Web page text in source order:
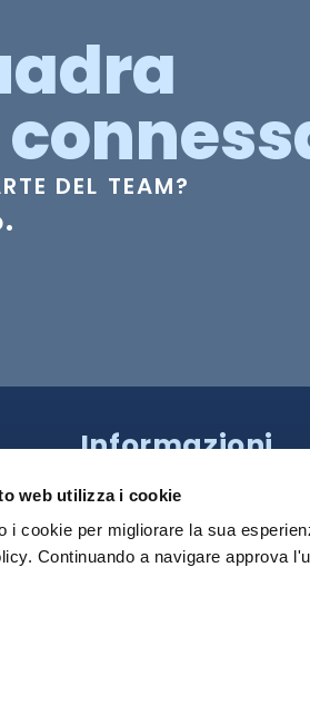
web utilizza i cookie
i cookie per migliorare la sua
Continuando a navigare approva
DEL TEAM?
Informazioni
218 Napoli (NA)
081 18539000
Sede Roma:+39 340 790